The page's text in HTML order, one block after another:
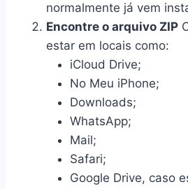
normalmente já vem
Encontre o arquivo ZIP
estar em locais como:
iCloud Drive;
No Meu iPhone;
Downloads;
WhatsApp;
Mail;
Safari;
Google Drive, caso